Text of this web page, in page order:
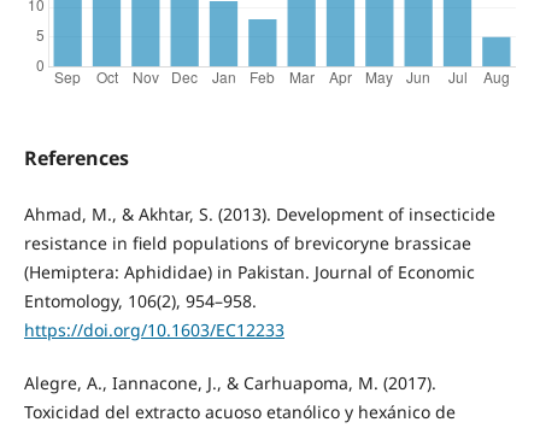
References
Ahmad, M., & Akhtar, S. (2013). Development of insecticide
resistance in field populations of brevicoryne brassicae
(Hemiptera: Aphididae) in Pakistan. Journal of Economic
Entomology, 106(2), 954–958.
https://doi.org/10.1603/EC12233
Alegre, A., Iannacone, J., & Carhuapoma, M. (2017).
Toxicidad del extracto acuoso etanólico y hexánico de